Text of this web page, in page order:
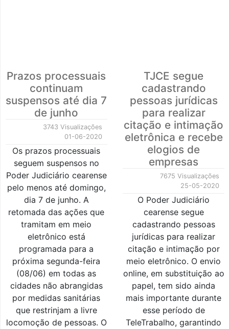
Prazos processuais
continuam
suspensos até dia 7
de junho
3743 Visualizações
01-06-2020
Os prazos processuais
seguem suspensos no
Poder Judiciário cearense
pelo menos até domingo,
dia 7 de junho. A
retomada das ações que
tramitam em meio
eletrônico está
programada para a
próxima segunda-feira
(08/06) em todas as
cidades não abrangidas
por medidas sanitárias
que restrinjam a livre
locomoção de pessoas. O
TJCE segue
cadastrando
pessoas jurídicas
para realizar
citação e intimação
eletrônica e recebe
elogios de
empresas
7675 Visualizações
25-05-2020
O Poder Judiciário
cearense segue
cadastrando pessoas
jurídicas para realizar
citação e intimação por
meio eletrônico. O envio
online, em substituição ao
papel, tem sido ainda
mais importante durante
esse período de
TeleTrabalho, garantindo